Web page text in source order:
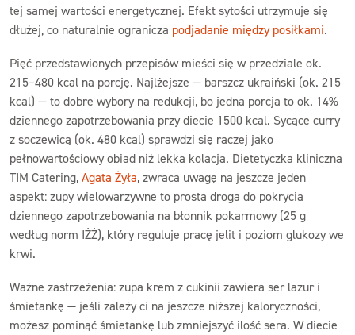
tej samej wartości energetycznej. Efekt sytości utrzymuje się
dłużej, co naturalnie ogranicza podjadanie między posiłkami.
Pięć przedstawionych przepisów mieści się w przedziale ok.
215–480 kcal na porcję. Najlżejsze — barszcz ukraiński (ok. 215
kcal) — to dobre wybory na redukcji, bo jedna porcja to ok. 14%
dziennego zapotrzebowania przy diecie 1500 kcal. Sycące curry
z soczewicą (ok. 480 kcal) sprawdzi się raczej jako
pełnowartościowy obiad niż lekka kolacja. Dietetyczka kliniczna
TIM Catering, Agata Żyła, zwraca uwagę na jeszcze jeden
aspekt: zupy wielowarzywne to prosta droga do pokrycia
dziennego zapotrzebowania na błonnik pokarmowy (25 g
według norm IŻŻ), który reguluje pracę jelit i poziom glukozy we
krwi.
Ważne zastrzeżenia: zupa krem z cukinii zawiera ser lazur i
śmietankę — jeśli zależy ci na jeszcze niższej kaloryczności,
możesz pominąć śmietankę lub zmniejszyć ilość sera. W diecie